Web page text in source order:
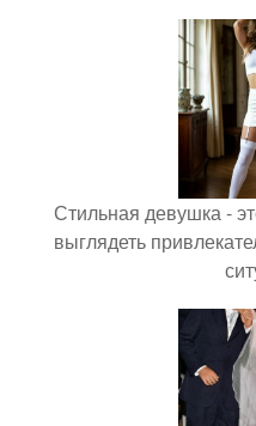
Стильная девушка -
выглядеть